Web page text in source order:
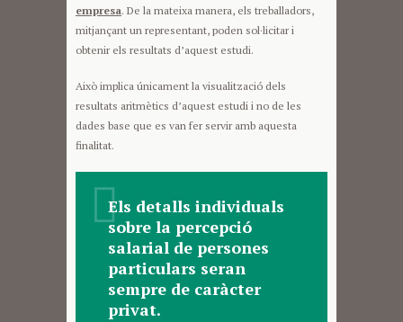
empresa. De la mateixa manera, els treballadors,
mitjançant un representant, poden sol·licitar i
obtenir els resultats d’aquest estudi.
Això implica únicament la visualització dels
resultats aritmètics d’aquest estudi i no de les
dades base que es van fer servir amb aquesta
finalitat.
Els detalls individuals
sobre la percepció
salarial de persones
particulars seran
sempre de caràcter
privat.